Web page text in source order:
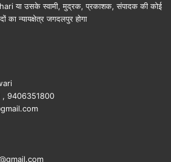
या उसके स्वामी, मुद्रक, प्रकाशक, संपादक की कोई
का न्यायक्षेत्र जगदलपुर होगा
, 9406351800